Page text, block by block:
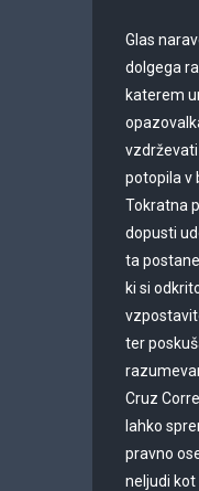
Glas
dolgega
katerem
potopila v
Tokratna
dopusti
ta
ki si
ter
Cruz
lahko
pravno
neljudi kot